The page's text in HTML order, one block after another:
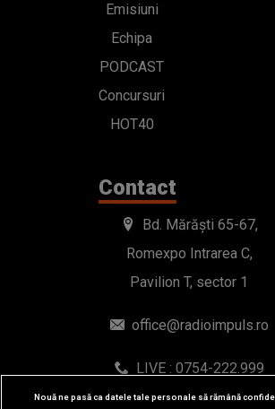
Emisiuni
Echipa
PODCAST
Concursuri
HOT40
Contact
Bd. Mărăști 65-67,
Romexpo Intrarea C,
Pavilion T, sector 1
office@radioimpuls.ro
LIVE : 0754-222.999
WhatsApp: 0754-
Nouă ne pasă ca datele tale personale să rămână